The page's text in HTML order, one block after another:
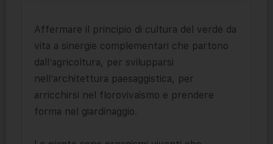
Affermare il principio di cultura del verde da
vita a sinergie complementari che partono
dall’agricoltura, per svilupparsi
nell’architettura paesaggistica, per
arricchirsi nel florovivaismo e prendere
forma nel giardinaggio.